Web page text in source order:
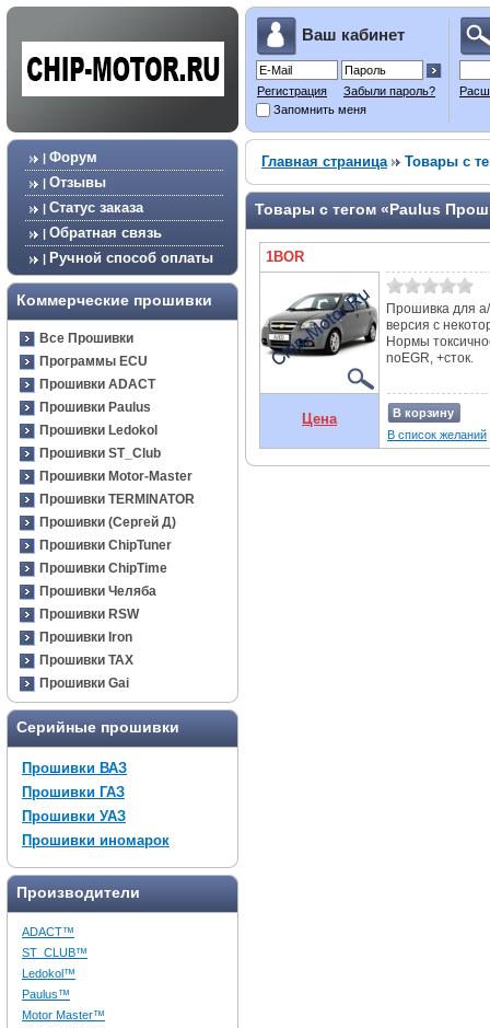
Ваш кабинет
Регистрация
Забыли пароль?
Запомнить меня
| Форум
| Отзывы
| Статус заказа
| Обратная связь
| Ручной способ оплаты
Коммерческие прошивки
Все Прошивки
Программы ECU
Прошивки ADACT
Прошивки Paulus
Прошивки Ledokol
Прошивки ST_Club
Прошивки Motor-Master
Прошивки TERMINATOR
Прошивки (Сергей Д)
Прошивки ChipTuner
Прошивки ChipTime
Прошивки Челяба
Прошивки RSW
Прошивки Iron
Прошивки TAX
Прошивки Gai
Серийные прошивки
Прошивки ВАЗ
Прошивки ГАЗ
Прошивки УАЗ
Прошивки иномарок
Производители
ADACT™
ST_CLUB™
Ledokol™
Paulus™
Motor Master™
Главная страница Товары с
Товары с тегом «Paulus
1BOR
Прошивка для
версия с
Нормы
noEGR, +сток.
Цена
В корзину
В список желаний